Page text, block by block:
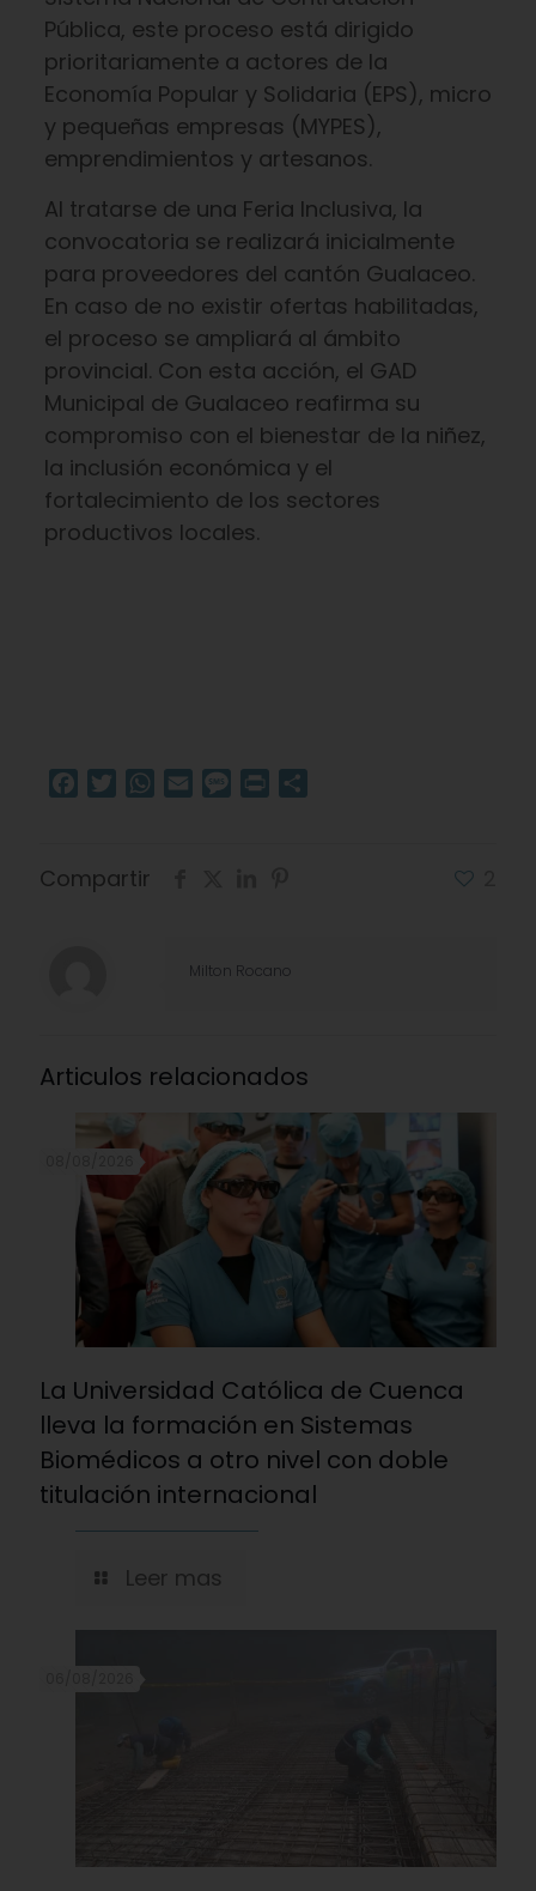
Pública, este proceso está dirigido
prioritariamente a actores de la
Economía Popular y Solidaria (EPS), micro
y pequeñas empresas (MYPES),
emprendimientos y artesanos.
Al tratarse de una Feria Inclusiva, la
convocatoria se realizará inicialmente
para proveedores del cantón Gualaceo.
En caso de no existir ofertas habilitadas,
el proceso se ampliará al ámbito
provincial. Con esta acción, el GAD
Municipal de Gualaceo reafirma su
compromiso con el bienestar de la niñez,
la inclusión económica y el
fortalecimiento de los sectores
productivos locales.
Facebook
TwitterWhatsApp
Email Message
Print
Compartir
Milton Rocano
Articulos relacionados
La Universidad Católica de Cuenca
lleva la formación en Sistemas
Biomédicos a otro nivel con doble
titulación internacional
Leer mas